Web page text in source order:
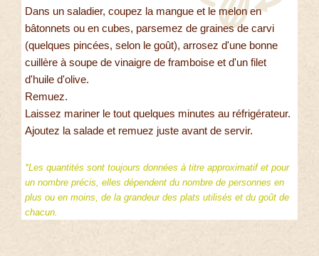
Dans un saladier, coupez la mangue et le melon en
bâtonnets ou en cubes, parsemez de graines de carvi
(quelques pincées, selon le goût), arrosez d'une bonne
cuillère à soupe de vinaigre de framboise et d'un filet
d'huile d'olive.
Remuez.
Laissez mariner le tout quelques minutes au réfrigérateur.
Ajoutez la salade et remuez juste avant de servir.
*Les quantités sont toujours données à titre approximatif et pour
un nombre précis, elles dépendent du nombre de personnes en
plus ou en moins, de la grandeur des plats utilisés et du goût de
chacun.